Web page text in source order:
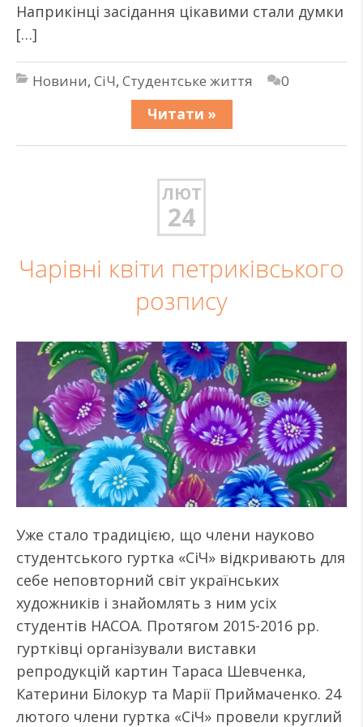
Наприкінці засідання цікавими стали думки
[…]
Новини, СіЧ, Студентське життя
0
Читати »
ЛЮТ
24
Чарівні квіти петриківського
розпису
Уже стало традицією, що члени науково
студентського гуртка «СіЧ» відкривають для
себе неповторний світ українських
художників і знайомлять з ним усіх
студентів НАСОА. Протягом 2015-2016 рр.
гуртківці організували виставки
репродукцій картин Тараса Шевченка,
Катерини Білокур та Марії Приймаченко. 24
лютого члени гуртка «СіЧ» провели круглий